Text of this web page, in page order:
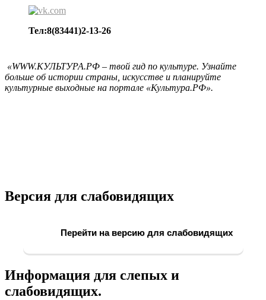
Тел:8(83441)2-13-26
«WWW.КУЛЬТУРА.РФ – твой гид по культуре. Узнайте
больше об истории страны, искусстве и планируйте
культурные выходные на портале «Культура.РФ».
Версия для слабовидящих
Перейти на версию для слабовидящих
Информация для слепых и
слабовидящих.